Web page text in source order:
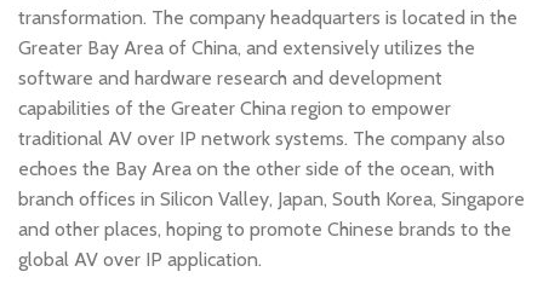
transformation. The company headquarters is located in the
Greater Bay Area of China, and extensively utilizes the
software and hardware research and development
capabilities of the Greater China region to empower
traditional AV over IP network systems. The company also
echoes the Bay Area on the other side of the ocean, with
branch offices in Silicon Valley, Japan, South Korea, Singapore
and other places, hoping to promote Chinese brands to the
global AV over IP application.